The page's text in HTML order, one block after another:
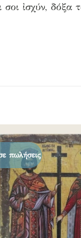
ἰσχύν, δόξα
πωλήσεις